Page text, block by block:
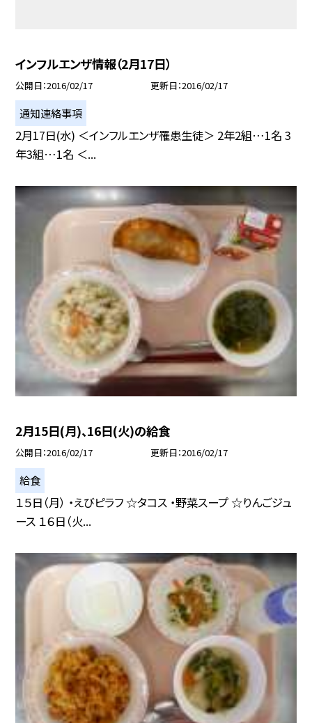
インフルエンザ情報（2月17日）
公開日 2016/02/17 更新日 2016/02/17
通知連絡事項
2月17日(水) ＜インフルエンザ罹患生徒＞ 2年2組…1名 3
年3組…1名 ＜...
2月15日(月)、16日(火)の給食
公開日 2016/02/17 更新日 2016/02/17
給食
１５日（月） ・えびピラフ ☆タコス ・野菜スープ ☆りんごジュ
ース １６日（火...